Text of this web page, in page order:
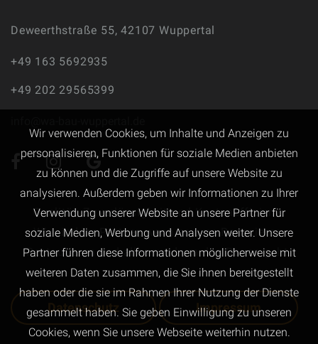
Deweerthstraße 55, 42107 Wuppertal
+49 163 5692935
+49 202 29565399
Qualität, Zuverlässigkeit und Kosteneffizienz.
Wir sind Ihr Partner, wenn es ums Renovieren,
Restaurieren und alles rund um das Bauen geht.
Datenschutz Impressum
Wir verwenden Cookies, um Inhalte und Anzeigen zu
personalisieren, Funktionen für soziale Medien anbieten
zu können und die Zugriffe auf unsere Website zu
analysieren. Außerdem geben wir Informationen zu Ihrer
Verwendung unserer Website an unsere Partner für
soziale Medien, Werbung und Analysen weiter. Unsere
Partner führen diese Informationen möglicherweise mit
weiteren Daten zusammen, die Sie ihnen bereitgestellt
haben oder die sie im Rahmen Ihrer Nutzung der Dienste
gesammelt haben. Sie geben Einwilligung zu unseren
Cookies, wenn Sie unsere Webseite weiterhin nutzen.